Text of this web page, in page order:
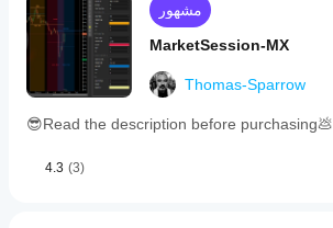
lookback
period
and
ATR
multiplier,
customizable,
cloud
مشهور
MarketSession-MX
Thomas-Sparrow
😎Read the description before purchasing💩
4.3 (3)